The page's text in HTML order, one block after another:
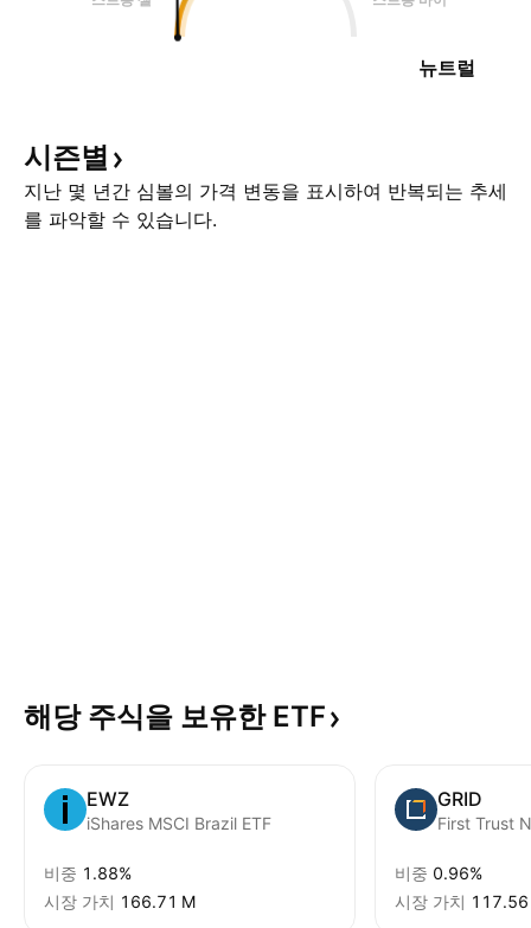
뉴트럴
시즌별
지난 몇 년간 심볼의 가격 변동을 표시하여 반복되는 추세
를 파악할 수 있습니다.
해당 주식을 보유한 ETF
EWZ
iShares MSCI Brazil ETF
비중 1.88%
시장 가치 ‪166.71 M‬
GRID
비중 0.96%
시장 가치 ‪117.56